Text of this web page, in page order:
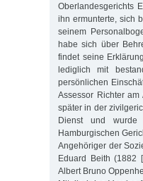
Oberlandesgerichts
ihn ermunterte, sich
seinem
habe sich über
findet seine
lediglich mit
persönlichen
Assessor Richter
später in der
Dienst und wurde
Hamburgischen
Angehöriger der
Eduard Beith (1882
Albert Bruno